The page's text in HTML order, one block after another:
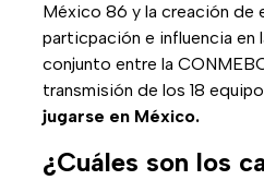
México 86 y la creación de
particpación e influencia en
conjunto entre la
transmisión de los 18
jugarse en México.
¿Cuáles son los